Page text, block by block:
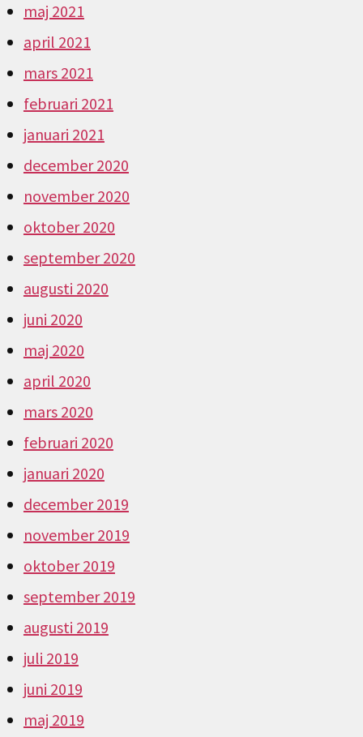
maj 2021
april 2021
mars 2021
februari 2021
januari 2021
december 2020
november 2020
oktober 2020
september 2020
augusti 2020
juni 2020
maj 2020
april 2020
mars 2020
februari 2020
januari 2020
december 2019
november 2019
oktober 2019
september 2019
augusti 2019
juli 2019
juni 2019
maj 2019